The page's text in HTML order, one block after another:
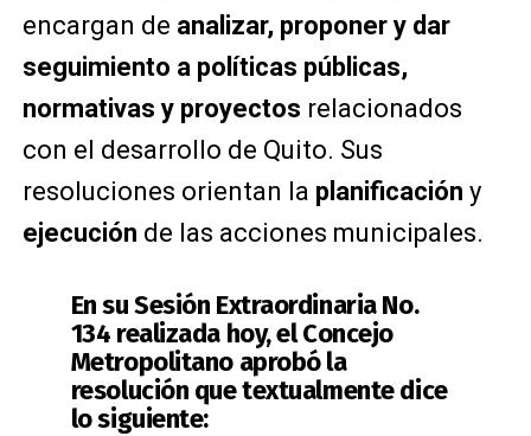
encargan de analizar, proponer y dar
seguimiento a políticas públicas,
normativas y proyectos relacionados
con el desarrollo de Quito. Sus
resoluciones orientan la planificación y
ejecución de las acciones municipales.
En su Sesión Extraordinaria No.
134 realizada hoy, el Concejo
Metropolitano aprobó la
resolución que textualmente dice
lo siguiente: